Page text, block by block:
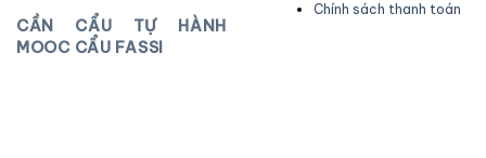
CẦN CẨU TỰ HÀNH
MOOC CẨU FASSI
Chính sách thanh toán